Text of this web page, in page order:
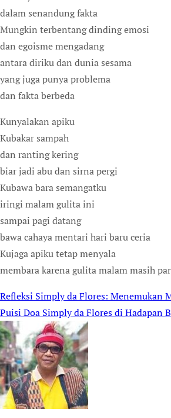
dalam senandung fakta
Mungkin terbentang dinding emosi
dan egoisme mengadang
antara diriku dan dunia sesama
yang juga punya problema
dan fakta berbeda
Kunyalakan apiku
Kubakar sampah
dan ranting kering
biar jadi abu dan sirna pergi
Kubawa bara semangatku
iringi malam gulita ini
sampai pagi datang
bawa cahaya mentari hari baru ceria
Kujaga apiku tetap menyala
membara karena gulita malam masih
Post
navigation
Refleksi Simply da Flores: Menemukan
Puisi Doa Simply da Flores di Hadapan